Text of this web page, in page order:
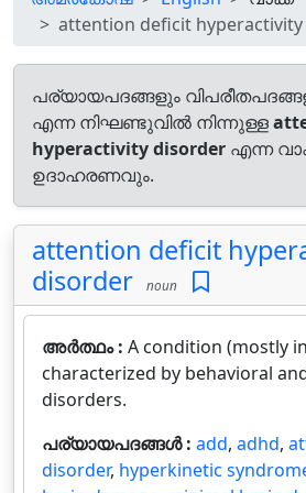
attention deficit
പര്യായപദങ്ങളും
എന്ന നിഘണ്ടുവിൽ നിന്നുള്ള
hyperactivity disorder എന്ന
ഉദാഹരണവും.
attention deficit
disorder
noun
അർത്ഥം : A condition (mostly
characterized by behavioral
disorders.
പര്യായപദങ്ങൾ : add, adhd,
disorder, hyperkinetic